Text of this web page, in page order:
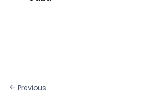
Previous